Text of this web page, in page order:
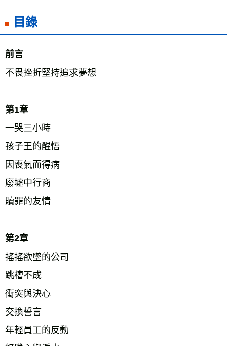
目錄
前言
不畏挫折堅持追求夢想
第1章
一哭三小時
孩子王的醒悟
因喪氣而得病
廢墟中行商
贖罪的友情
第2章
搖搖欲墜的公司
跳槽不成
衝突與決心
交換誓言
年輕員工的反動